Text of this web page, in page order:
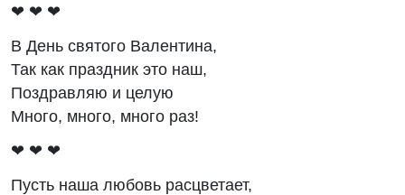
❤ ❤ ❤
В День святого Валентина,
Так как праздник это наш,
Поздравляю и целую
Много, много, много раз!
❤ ❤ ❤
Пусть наша любовь расцветает,